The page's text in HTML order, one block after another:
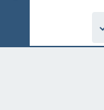
add-ons by